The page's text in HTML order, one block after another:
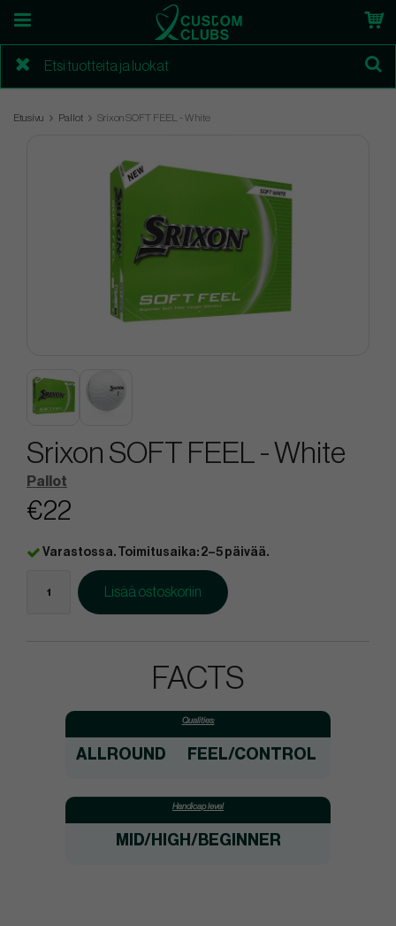
Etusivu Pallot Srixon SOFT FEEL - White
Srixon SOFT FEEL - White
Pallot
€22
Varastossa. Toimitusaika: 2–5 päivää.
Lisää ostoskoriin
FACTS
Qualities:
ALLROUND FEEL/CONTROL
Handicap level
MID/HIGH/BEGINNER